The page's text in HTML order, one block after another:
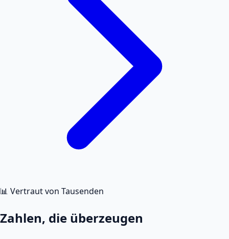
📊 Vertraut von Tausenden
Zahlen, die überzeugen